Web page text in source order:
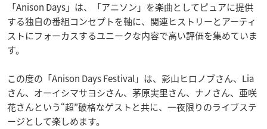
「Anison Days」は、「アニソン」を楽曲としてピュアに提供
する独自の番組コンセプトを軸に、関連ヒストリーとアーティ
ストにフォーカスするユニークな内容で高い評価を集めていま
す。
この度の「Anison Days Festival」は、影山ヒロノブさん、Lia
さん、オーイシマサヨシさん、茅原実里さん、ナノさん、亜咲
花さんという“超”破格なゲストと共に、一夜限りのライブステ
ージとして楽しめます。